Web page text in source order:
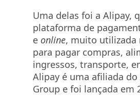
Uma delas foi a Alipay,
plataforma de
e online, muito utilizada
para pagar compras,
ingressos, transporte,
Alipay é uma afiliada do
Group e foi lançada em